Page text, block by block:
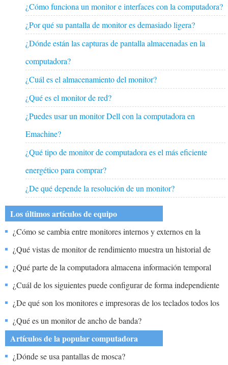
¿Cómo funciona un monitor e interfaces con la computadora?
¿Por qué su pantalla de monitor es demasiado ligera?
¿Dónde están las capturas de pantalla almacenadas en la
computadora?
¿Cuál es el almacenamiento del monitor?
¿Qué es el monitor de red?
¿Puedes usar un monitor Dell con la computadora en
Emachine?
¿Qué tipo de monitor de computadora es el más eficiente
energético para comprar?
¿De qué depende la resolución de un monitor?
Los últimos artículos de equipo
¿Cómo se cambia entre monitores internos y externos en la
mayoría de las computadoras de cuaderno?
¿Qué vistas de monitor de rendimiento muestra un historial de
valores de contador?
¿Qué parte de la computadora almacena información temporal
internamente?
¿Cuál de los siguientes puede configurar de forma independiente
para múltiples monitores?
¿De qué son los monitores e impresoras de los teclados todos los
ejemplos?
¿Qué es un monitor de ancho de banda?
Artículos de la popular computadora
¿Dónde se usa pantallas de mosca?